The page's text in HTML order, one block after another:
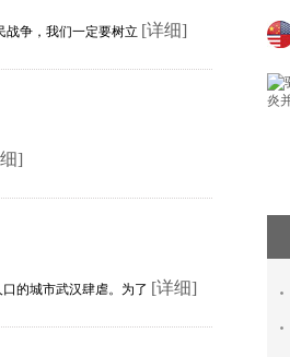
争，我们一定要树立 [详细]
]
的城市武汉肆虐。为了 [详细]